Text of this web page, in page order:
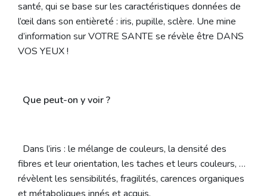
santé, qui se base sur les caractéristiques données de
l’œil dans son entièreté : iris, pupille, sclère. Une mine
d’information sur VOTRE SANTE se révèle être DANS
VOS YEUX !
Que peut-on y voir ?
Dans l’iris : le mélange de couleurs, la densité des
fibres et leur orientation, les taches et leurs couleurs, …
révèlent les sensibilités, fragilités, carences organiques